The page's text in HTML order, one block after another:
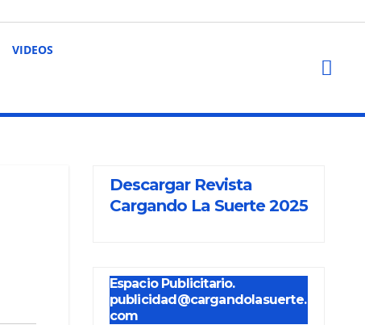
VIDEOS
Descargar Revista
Cargando La Suerte 2025
Espacio Publicitario.
publicidad@cargandolasuerte.
com